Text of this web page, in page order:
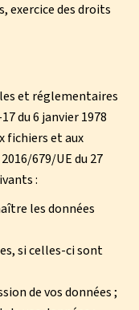
exercice des droits
et réglementaires
du 6 janvier 1978
fichiers et aux
679/UE du 27
:
les données
si celles-ci sont
de vos données ;